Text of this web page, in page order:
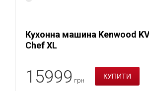
Кухонна машина Kenwood
Chef XL
15999 грн